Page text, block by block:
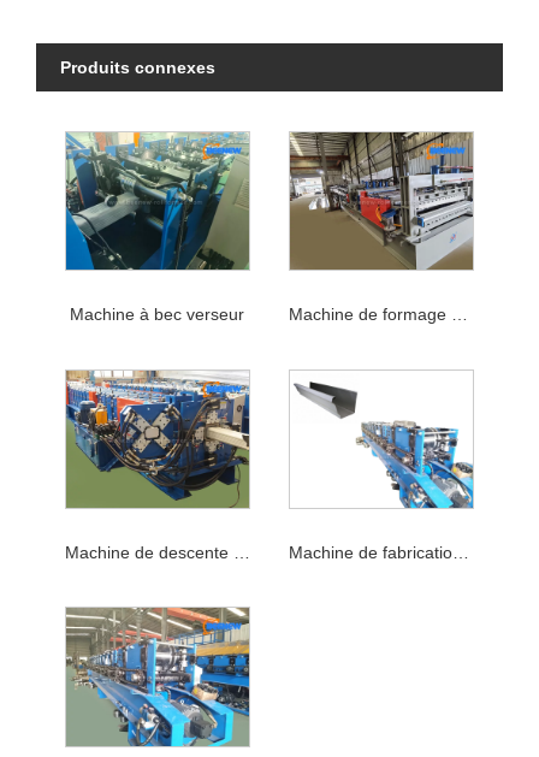
Produits connexes
Machine à bec verseur Machine de formage de rouleaux de gouttière
Machine de descente pluviale sans soudure Machine de fabrication de gouttières